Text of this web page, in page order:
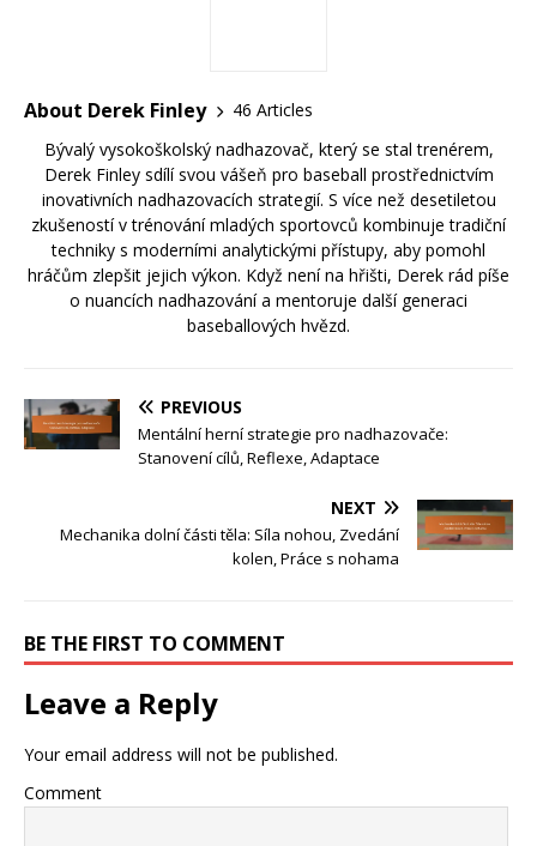
About Derek Finley
46 Articles
Bývalý vysokoškolský nadhazovač, který se stal trenérem,
Derek Finley sdílí svou vášeň pro baseball prostřednictvím
inovativních nadhazovacích strategií. S více než desetiletou
zkušeností v trénování mladých sportovců kombinuje tradiční
techniky s moderními analytickými přístupy, aby pomohl
hráčům zlepšit jejich výkon. Když není na hřišti, Derek rád píše
o nuancích nadhazování a mentoruje další generaci
baseballových hvězd.
PREVIOUS
Mentální herní strategie pro nadhazovače:
Stanovení cílů, Reflexe, Adaptace
NEXT
Mechanika dolní části těla: Síla nohou, Zvedání
kolen, Práce s nohama
BE THE FIRST TO COMMENT
Leave a Reply
Your email address will not be published.
Comment